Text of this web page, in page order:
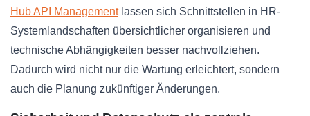
Hub API Managementlassen sich Schnittstellen in HR-
Systemlandschaften übersichtlicher organisieren und
technische Abhängigkeiten besser nachvollziehen.
Dadurch wird nicht nur die Wartung erleichtert, sondern
auch die Planung zukünftiger Änderungen.